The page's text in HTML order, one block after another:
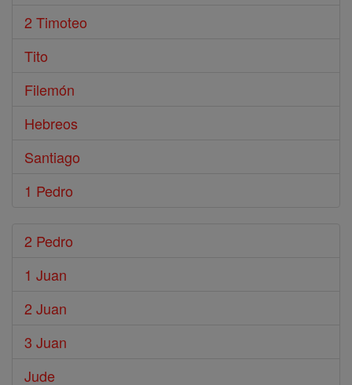
2 Timoteo
Tito
Filemón
Hebreos
Santiago
1 Pedro
2 Pedro
1 Juan
2 Juan
3 Juan
Jude